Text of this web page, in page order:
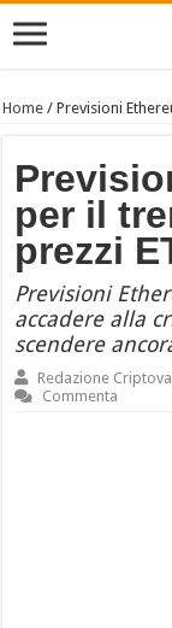
Home /Previsioni
per il
prezzi
Previsioni
accadere alla
scendere
Redazione
Commenta